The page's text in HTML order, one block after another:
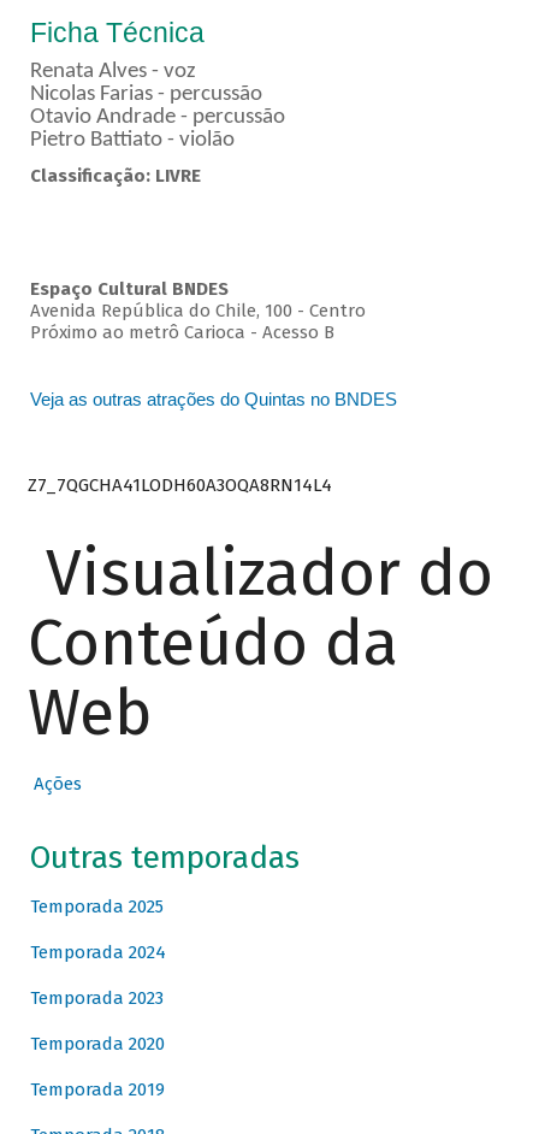
Ficha Técnica
Renata Alves - voz
Nicolas Farias - percussão
Otavio Andrade - percussão
Pietro Battiato - violão
Classificação: LIVRE
Espaço Cultural BNDES
Avenida República do Chile, 100 - Centro
Próximo ao metrô Carioca - Acesso B
Veja as outras atrações do Quintas no BNDES
Z7_7QGCHA41LODH60A3OQA8RN14L4
Visualizador do
Conteúdo da
Web
Ações
Outras temporadas
Temporada 2025
Temporada 2024
Temporada 2023
Temporada 2020
Temporada 2019